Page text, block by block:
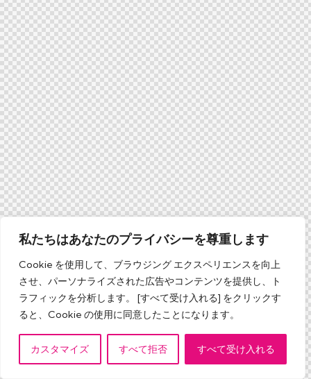
私たちはあなたのプライバシーを尊重します
Cookie を使用して、ブラウジング エクスペリエンスを向上
させ、パーソナライズされた広告やコンテンツを提供し、ト
ラフィックを分析します。 [すべて受け入れる] をクリックす
ると、Cookie の使用に同意したことになります。
カスタマイズ すべて拒否 すべて受け入れる